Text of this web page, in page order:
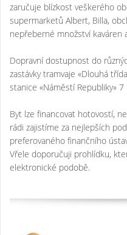
zaručuje blízkost veškerého
supermarketů Albert, Billa,
nepřeberné množství kaváren
Dopravní dostupnost do
zastávky tramvaje «Dlouhá
stanice «Náměstí Republiky» 7
Byt lze financovat hotovostí,
rádi zajistíme za nejlepších
preferovaného finančního
Vřele doporučuji prohlídku,
elektronické podobě.